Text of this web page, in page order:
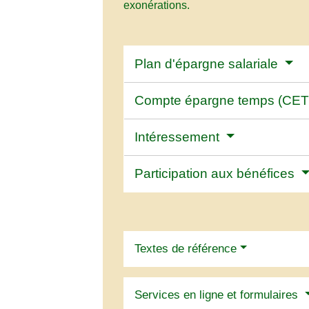
exonérations.
Plan d'épargne salariale
Compte épargne temps
Intéressement
Participation aux bénéfices
Textes de référence
Services en ligne et formulaires